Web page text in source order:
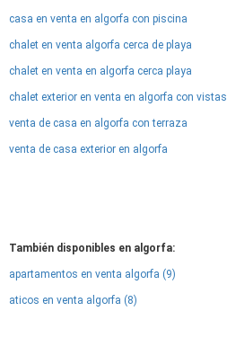
casa en venta en algorfa con piscina
chalet en venta algorfa cerca de playa
chalet en venta en algorfa cerca playa
chalet exterior en venta en algorfa con vistas
venta de casa en algorfa con terraza
venta de casa exterior en algorfa
También disponibles en algorfa:
apartamentos en venta algorfa (9)
aticos en venta algorfa (8)